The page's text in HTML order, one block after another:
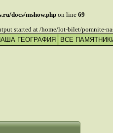
docs/mshow.php on line 69
started at /home/lot-bilet/pomnite-
ГЕОГРАФИЯ ВСЕ